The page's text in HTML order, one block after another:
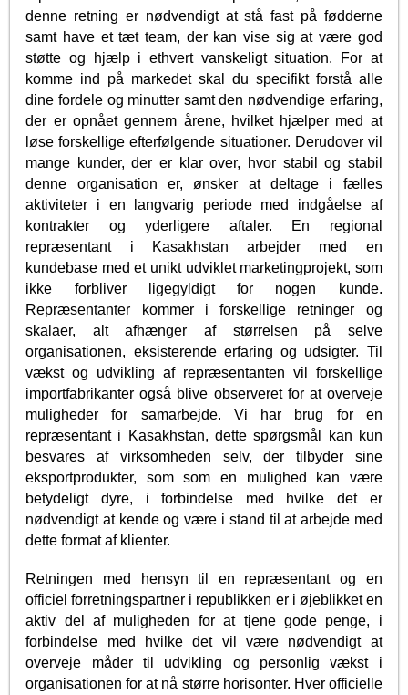
denne retning er nødvendigt at stå fast på fødderne
samt have et tæt team, der kan vise sig at være god
støtte og hjælp i ethvert vanskeligt situation. For at
komme ind på markedet skal du specifikt forstå alle
dine fordele og minutter samt den nødvendige erfaring,
der er opnået gennem årene, hvilket hjælper med at
løse forskellige efterfølgende situationer. Derudover vil
mange kunder, der er klar over, hvor stabil og stabil
denne organisation er, ønsker at deltage i fælles
aktiviteter i en langvarig periode med indgåelse af
kontrakter og yderligere aftaler. En regional
repræsentant i Kasakhstan arbejder med en
kundebase med et unikt udviklet marketingprojekt, som
ikke forbliver ligegyldigt for nogen kunde.
Repræsentanter kommer i forskellige retninger og
skalaer, alt afhænger af størrelsen på selve
organisationen, eksisterende erfaring og udsigter. Til
vækst og udvikling af repræsentanten vil forskellige
importfabrikanter også blive observeret for at overveje
muligheder for samarbejde. Vi har brug for en
repræsentant i Kasakhstan, dette spørgsmål kan kun
besvares af virksomheden selv, der tilbyder sine
eksportprodukter, som som en mulighed kan være
betydeligt dyre, i forbindelse med hvilke det er
nødvendigt at kende og være i stand til at arbejde med
dette format af klienter.
Retningen med hensyn til en repræsentant og en
officiel forretningspartner i republikken er i øjeblikket en
aktiv del af muligheden for at tjene gode penge, i
forbindelse med hvilke det vil være nødvendigt at
overveje måder til udvikling og personlig vækst i
organisationen for at nå større horisonter. Hver officielle